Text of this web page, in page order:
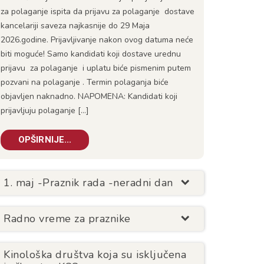
za polaganje ispita da prijavu za polaganje dostave
kancelariji saveza najkasnije do 29 Maja
2026.godine. Prijavljivanje nakon ovog datuma neće
biti moguće! Samo kandidati koji dostave urednu
prijavu za polaganje i uplatu biće pismenim putem
pozvani na polaganje . Termin polaganja biće
objavljen naknadno. NAPOMENA: Kandidati koji
prijavljuju polaganje […]
OPŠIRNIJE...
1. maj -Praznik rada -neradni dan
Radno vreme za praznike
Kinološka društva koja su isključena